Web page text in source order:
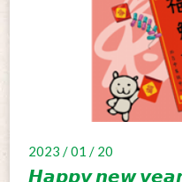
2023 / 01 / 20
𝙃𝙖𝙥𝙥𝙮 𝙣𝙚𝙬